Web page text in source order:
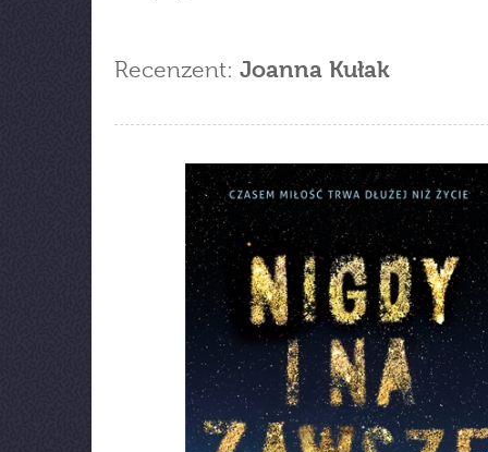
Recenzent: Joanna Kułak